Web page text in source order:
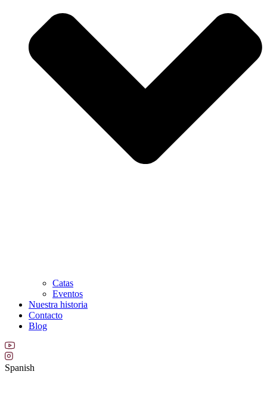
Catas
Eventos
Nuestra historia
Contacto
Blog
Spanish